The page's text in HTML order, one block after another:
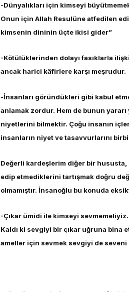
-Dünyalıkları için kimseyi
Onun için Allah Resulüne atfedilen
kimsenin dininin üçte ikisi gider”
-Kötülüklerinden dolayı fasıklarla
ancak harici kâfirlere karşı meşrudur.
-İnsanları göründükleri gibi kabul
anlamak zordur. Hem de bunun
niyetlerini bilmektir. Çoğu insanın
insanların niyet ve tasavvurlarını
Değerli kardeşlerim diğer bir hususta,
edip etmediklerini tartışmak doğru
olmamıştır. İnsanoğlu bu konuda
-Çıkar ümidi ile kimseyi
Kaldı ki sevgiyi bir çıkar uğruna
ameller için sevmek sevgiyi de seveni